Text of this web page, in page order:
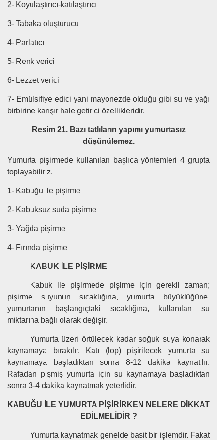
2- Koyulaştırıcı-katılaştırıcı
3- Tabaka oluşturucu
4- Parlatıcı
5- Renk verici
6- Lezzet verici
7- Emülsifiye edici yani mayonezde olduğu gibi su ve yağı
birbirine karışır hale getirici özellikleridir.
Resim 21. Bazı tatlıların yapımı yumurtasız
düşünülemez.
Yumurta pişirmede kullanılan başlıca yöntemleri 4 grupta
toplayabiliriz.
1- Kabuğu ile pişirme
2- Kabuksuz suda pişirme
3- Yağda pişirme
4- Fırında pişirme
KABUK İLE PİŞİRME
Kabuk ile pişirmede pişirme için gerekli zaman;
pişirme suyunun sıcaklığına, yumurta büyüklüğüne,
yumurtanın başlangıçtaki sıcaklığına, kullanılan su
miktarına bağlı olarak değişir.
Yumurta üzeri örtülecek kadar soğuk suya konarak
kaynamaya bırakılır. Katı (lop) pişirilecek yumurta su
kaynamaya başladıktan sonra 8-12 dakika kaynatılır.
Rafadan pişmiş yumurta için su kaynamaya başladıktan
sonra 3-4 dakika kaynatmak yeterlidir.
KABUĞU İLE YUMURTA PİŞİRİRKEN NELERE DİKKAT
EDİLMELİDİR ?
Yumurta kaynatmak genelde basit bir işlemdir. Fakat